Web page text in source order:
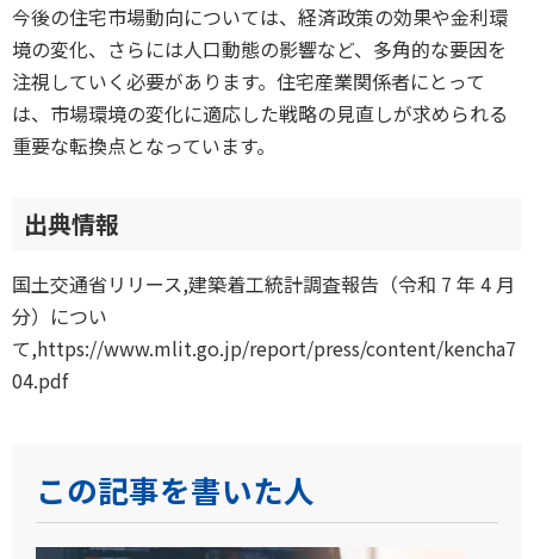
今後の住宅市場動向については、経済政策の効果や金利環
境の変化、さらには人口動態の影響など、多角的な要因を
注視していく必要があります。住宅産業関係者にとって
は、市場環境の変化に適応した戦略の見直しが求められる
重要な転換点となっています。
出典情報
国土交通省リリース,建築着工統計調査報告（令和 7 年 4 月
分）につい
て,https://www.mlit.go.jp/report/press/content/kencha7
04.pdf
この記事を書いた人